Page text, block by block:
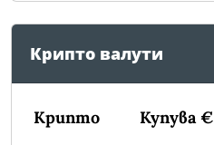
Крипто валути
Крипто Купува €